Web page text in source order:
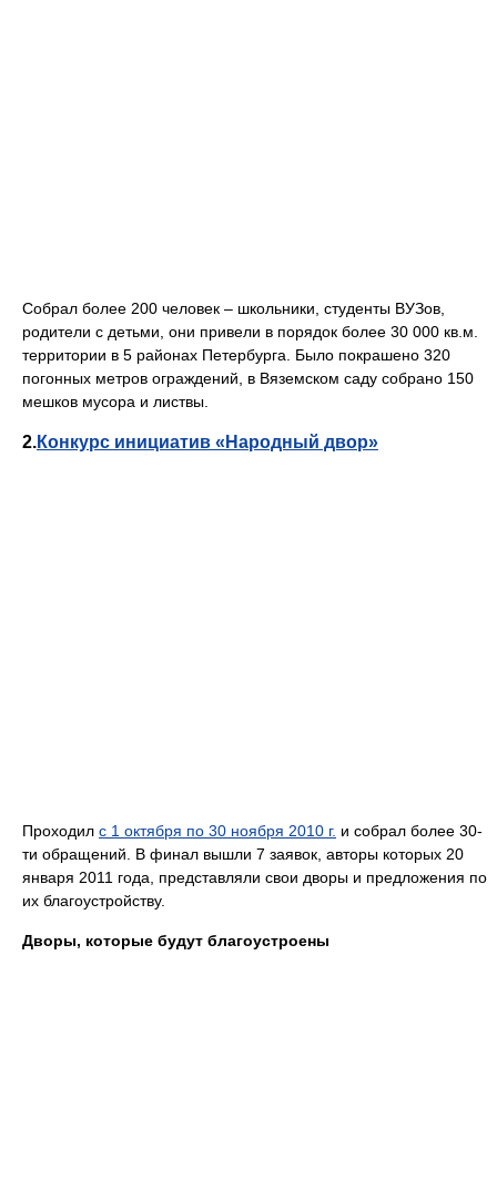
Собрал более 200 человек – школьники, студенты ВУЗов,
родители с детьми, они привели в порядок более 30 000 кв.м.
территории в 5 районах Петербурга. Было покрашено 320
погонных метров ограждений, в Вяземском саду собрано 150
мешков мусора и листвы.
2.Конкурс инициатив «Народный двор»
Проходил с 1 октября по 30 ноября 2010 г. и собрал более 30-
ти обращений. В финал вышли 7 заявок, авторы которых 20
января 2011 года, представляли свои дворы и предложения по
их благоустройству.
Дворы, которые будут благоустроены